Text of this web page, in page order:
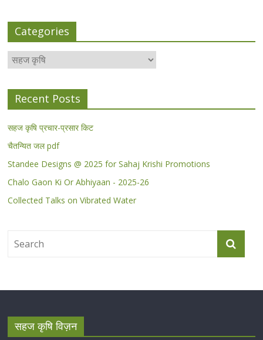
Categories
Categories
Recent Posts
सहज कृषि प्रचार-प्रसार किट
चैतन्यित जल pdf
Standee Designs @ 2025 for Sahaj Krishi Promotions
Chalo Gaon Ki Or Abhiyaan - 2025-26
Collected Talks on Vibrated Water
सहज कृषि विज़न